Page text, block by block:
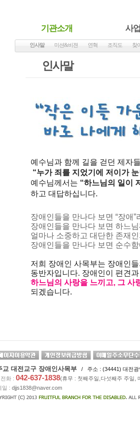
기관소개
인사말 미션&비젼 연혁 조직도 찾
사
인사말
예수님과 함께 길을 걷던 제자
“누가 죄를 지었기에 저이가
예수님께서는 “하느님의 일이
하고 대답하십니다.
장애인들을 만나다 보면 “장애
장애인들을 만나다 보면 하느
얼마나 소중하고 대단한 존재
장애인들을 만나다 보면 순수
저희 장애인 사목부는 장애인들
동반자입니다. 장애인이 편견
하느님의 사랑을 느끼고, 그 사
되겠습니다.
교 대전교구 장애인사목부
/ 주소 : (34441) 대전광
화 : 042-637-1838(휴무 : 첫째주일,다섯째주 주일,
일 : djjs1838@naver.com